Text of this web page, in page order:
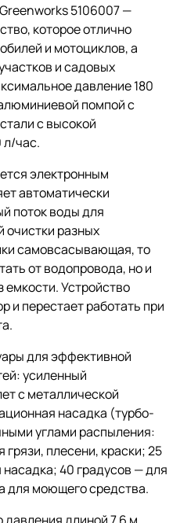
5106007 —
которое отлично
и мотоциклов, а
и садовых
давление 180
помпой с
с высокой
л/час.
электронным
автоматически
поток воды для
разных
самовсасывающая, то
от водопровода, но и
емкости. Устройство
и перестает работать при
для эффективной
усиленный
с металлической
насадка (турбо-
углами распыления:
грязи, плесени, краски; 25
40 градусов — для
для моющего средства.